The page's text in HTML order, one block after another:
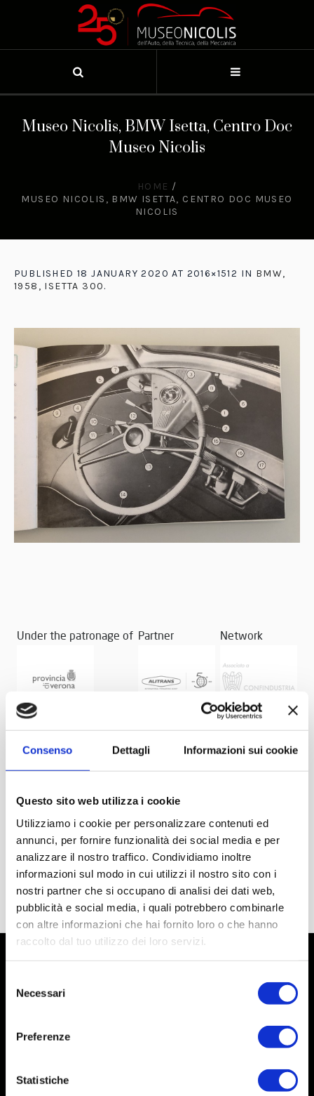
Consenso Dettagli Informazioni sui cookie
Questo sito web utilizza i cookie
Utilizziamo i cookie per personalizzare contenuti ed
annunci, per fornire funzionalità dei social media e per
analizzare il nostro traffico. Condividiamo inoltre
informazioni sul modo in cui utilizzi il nostro sito con i
nostri partner che si occupano di analisi dei dati web,
pubblicità e social media, i quali potrebbero combinarle
con altre informazioni che hai fornito loro o che hanno
raccolto dal tuo utilizzo dei loro servizi.
delNecessari
Preferenze
Statistiche
Museo Nicolis, BMW Isetta, Centro Doc
Museo Nicolis
HOME /
MUSEO NICOLIS, BMW ISETTA, CENTRO DOC MUSEO
NICOLIS
PUBLISHED 18 JANUARY 2020 AT 2016×1512 IN BMW,
1958, ISETTA 300.
Under the patronage of Partner Network